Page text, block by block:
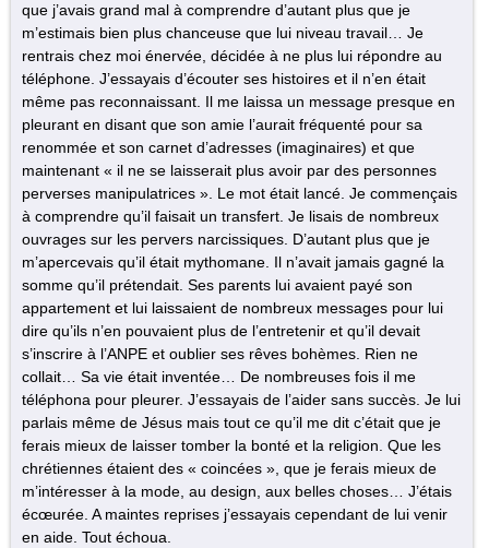
que j’avais grand mal à comprendre d’autant plus que je
m’estimais bien plus chanceuse que lui niveau travail… Je
rentrais chez moi énervée, décidée à ne plus lui répondre au
téléphone. J’essayais d’écouter ses histoires et il n’en était
même pas reconnaissant. Il me laissa un message presque en
pleurant en disant que son amie l’aurait fréquenté pour sa
renommée et son carnet d’adresses (imaginaires) et que
maintenant « il ne se laisserait plus avoir par des personnes
perverses manipulatrices ». Le mot était lancé. Je commençais
à comprendre qu’il faisait un transfert. Je lisais de nombreux
ouvrages sur les pervers narcissiques. D’autant plus que je
m’apercevais qu’il était mythomane. Il n’avait jamais gagné la
somme qu’il prétendait. Ses parents lui avaient payé son
appartement et lui laissaient de nombreux messages pour lui
dire qu’ils n’en pouvaient plus de l’entretenir et qu’il devait
s’inscrire à l’ANPE et oublier ses rêves bohèmes. Rien ne
collait… Sa vie était inventée… De nombreuses fois il me
téléphona pour pleurer. J’essayais de l’aider sans succès. Je lui
parlais même de Jésus mais tout ce qu’il me dit c’était que je
ferais mieux de laisser tomber la bonté et la religion. Que les
chrétiennes étaient des « coincées », que je ferais mieux de
m’intéresser à la mode, au design, aux belles choses… J’étais
écœurée. A maintes reprises j’essayais cependant de lui venir
en aide. Tout échoua.